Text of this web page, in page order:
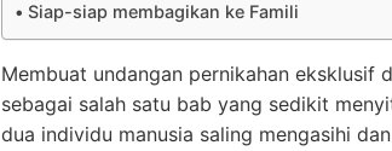
Siap-siap membagikan ke Famili
Membuat undangan pernikahan eksklusif
sebagai salah satu bab yang sedikit
dua individu manusia saling mengasihi